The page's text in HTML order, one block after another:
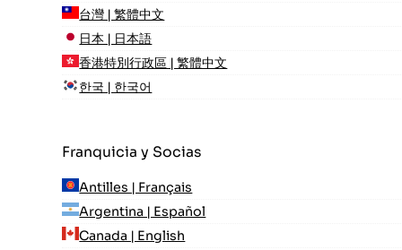
台灣 | 繁體中文
日本 | 日本語
香港特別行政區 | 繁體中文
한국 | 한국어
Franquicia y Socias
Antilles | Français
Argentina | Español
Canada | English